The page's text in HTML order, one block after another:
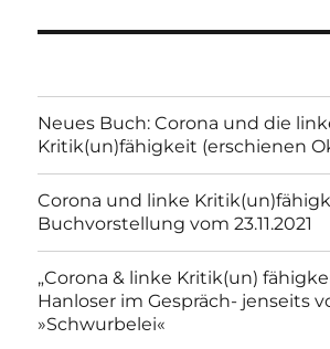
Neues Buch: Corona und die
Kritik(un)fähigkeit (erschienen
Corona und linke
Buchvorstellung vom 23.11.2021
„Corona & linke Kritik(un)
Hanloser im Gespräch- jenseits
»Schwurbelei«